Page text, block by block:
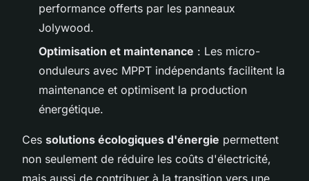
performance offerts par les panneaux
Jolywood.
Optimisation et maintenance : Les micro-
onduleurs avec MPPT indépendants facilitent la
maintenance et optimisent la production
énergétique.
Ces solutions écologiques d'énergie permettent
non seulement de réduire les coûts d'électricité,